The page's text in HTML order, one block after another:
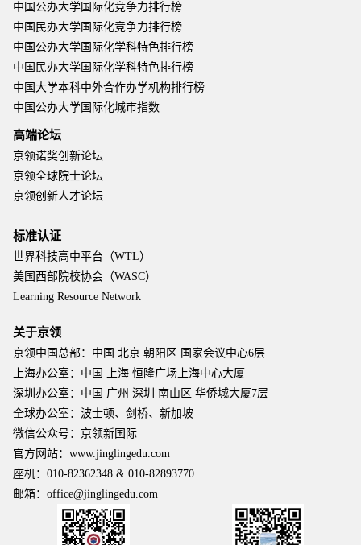
中国公办大学国际化竞争力排行榜
中国民办大学国际化竞争力排行榜
中国公办大学国际化学科特色排行榜
中国民办大学国际化学科特色排行榜
中国大学本科中外合作办学机构排行榜
中国公办大学国际化城市指数
高端论坛
京领诺奖创新论坛
京领全球院士论坛
京领创新人才论坛
标准认证
世界科技高中平台（WTL）
美国西部院校协会（WASC）
Learning Resource Network
关于京领
京领中国总部：中国 北京 朝阳区 国家会议中心6层
上海办公室：中国 上海 恒隆广场上海中心大厦
深圳办公室：中国 广州 深圳 南山区 华侨城大厦7层
全球办公室：波士顿、剑桥、新加坡
微信公众号：京领新国际
官方网站：www.jinglingedu.com
座机：010-82362348 & 010-82893770
邮箱：office@jinglingedu.com